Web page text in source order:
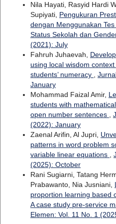
Nila Hayati, Rasyid Hardi
Supiyati, Pengukuran
dengan Menggunakan
Status Sekolah dan
(2021): July
Fahruh Juhaevah,
using local wisdom
students’ numeracy
January
Mohammad Faizal Amir,
students with
open number sentences
(2022): January
Zaenal Arifin, Al Jupri,
patterns in word problem
variable linear equations
(2025): October
Rani Sugiarni, Tatang
Prabawanto, Nia Jusniani,
proportion learning based
A case study pre-service
Elemen: Vol. 11 No. 1